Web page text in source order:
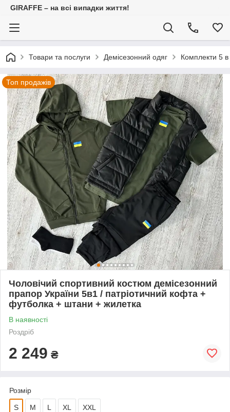
GIRAFFE – на всі випадки життя!
Товари та послуги Демісезонний одяг Комплекти 5 в
Топ продажів
Чоловічий спортивний костюм демісезонний
прапор України 5в1 / патріотичний кофта +
футболка + штани + жилетка
В наявності
Роздріб
2 249 ₴
Розмір
S M L XL XXL